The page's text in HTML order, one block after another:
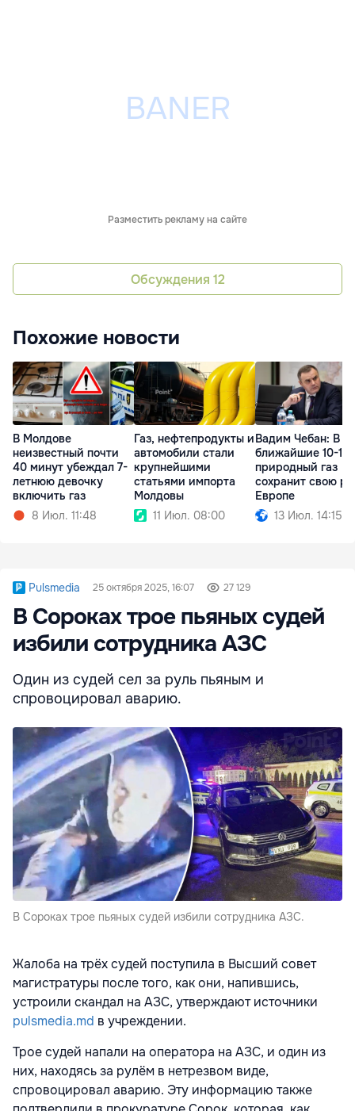
Разместить рекламу на сайте
Обсуждения 12
Похожие новости
В Молдове
неизвестный почти
40 минут убеждал 7-
летнюю девочку
включить газ
8 Июл. 11:48
Газ, нефтепродукты и
автомобили стали
крупнейшими
статьями импорта
Молдовы
11 Июл. 08:00
Вадим Чебан: В
ближайшие 10-15
природный газ
сохранит свою
Европе
13 Июл. 14:15
Pulsmedia 25 октября 2025, 16:07 27 129
В Сороках трое пьяных судей
избили сотрудника АЗС
Один из судей сел за руль пьяным и
спровоцировал аварию.
В Сороках трое пьяных судей избили сотрудника АЗС.
Жалоба на трёх судей поступила в Высший совет
магистратуры после того, как они, напившись,
устроили скандал на АЗС, утверждают источники
pulsmedia.md в учреждении.
Трое судей напали на оператора на АЗС, и один из
них, находясь за рулём в нетрезвом виде,
спровоцировал аварию. Эту информацию также